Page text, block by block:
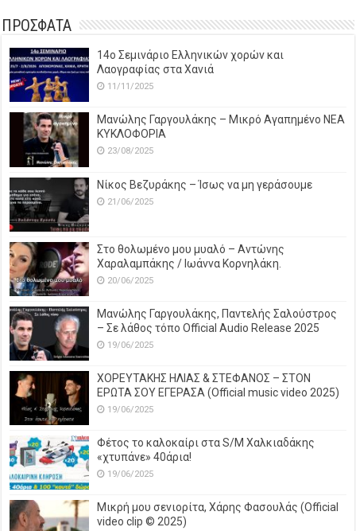
ΠΡΟΣΦΑΤΑ
14o Σεμινάριο Ελληνικών χορών και
Λαογραφίας στα Χανιά
11/11/2025
Μανώλης Γαργουλάκης – Μικρό Αγαπημένο NEΑ
ΚΥΚΛΟΦΟΡΙΑ
23/08/2025
Νίκος Βεζυράκης – Ίσως να μη γεράσουμε
21/06/2025
Στο θολωμένο μου μυαλό – Αντώνης
Χαραλαμπάκης / Ιωάννα Κορνηλάκη.
20/06/2025
Μανώλης Γαργουλάκης, Παντελής Σαλούστρος
– Σε λάθος τόπο Official Audio Release 2025
19/06/2025
ΧΟΡΕΥΤΑΚΗΣ ΗΛΙΑΣ & ΣΤΕΦΑΝΟΣ – ΣΤΟΝ
ΕΡΩΤΑ ΣΟΥ ΕΓΕΡΑΣΑ (Official music video 2025)
19/06/2025
Φέτος το καλοκαίρι στα S/M Χαλκιαδάκης
«χτυπάνε» 40άρια!
19/06/2025
Μικρή μου σενιορίτα, Χάρης Φασουλάς (Official
video clip © 2025)